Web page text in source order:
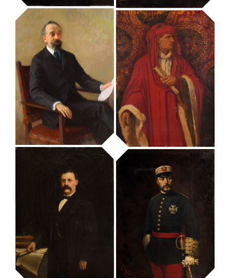
retrat de Jacint
Verdaguer retrat de Jaume
Balmes
retrat de Joan
Maragall
retrat de Joan
Fiveller